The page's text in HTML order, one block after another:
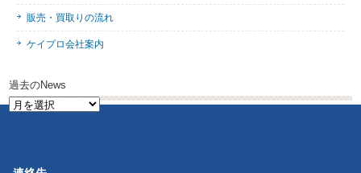
販売・買取りの流れ
ケイプロ会社案内
過去のNews
過